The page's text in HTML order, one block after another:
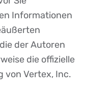
Informationen
der Autoren
die offizielle
von Vertex, Inc.